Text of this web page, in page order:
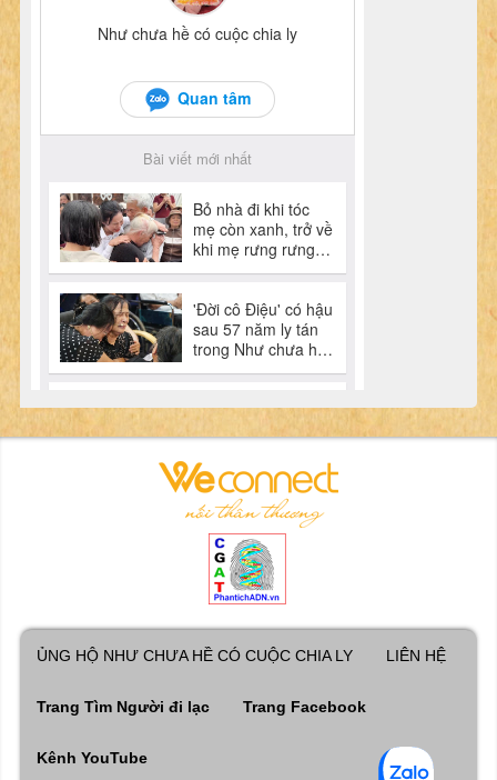
ỦNG HỘ NHƯ CHƯA HỀ CÓ CUỘC CHIA LY LIÊN HỆ
Trang Tìm Người đi lạc Trang Facebook
Kênh YouTube